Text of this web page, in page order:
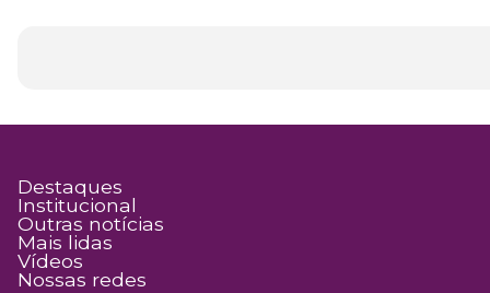
Destaques
Institucional
Outras notícias
Mais lidas
Vídeos
Nossas redes